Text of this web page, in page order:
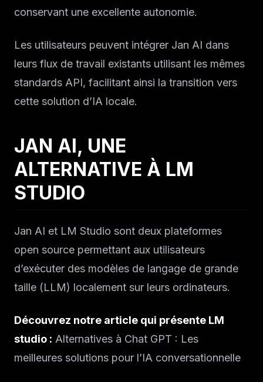
conservant une excellente autonomie.
Les utilisateurs peuvent intégrer Jan AI dans
leurs flux de travail existants utilisant les mêmes
standards API, facilitant ainsi la transition vers
cette solution d’IA locale.
JAN AI, UNE
ALTERNATIVE À LM
STUDIO
Jan AI et LM Studio sont deux plateformes
open source permettant aux utilisateurs
d’exécuter des modèles de langage de grande
taille (LLM) localement sur leurs ordinateurs.
Découvrez notre article qui présente LM
studio : Alternatives à Chat GPT : Les
meilleures solutions pour l’IA conversationnelle